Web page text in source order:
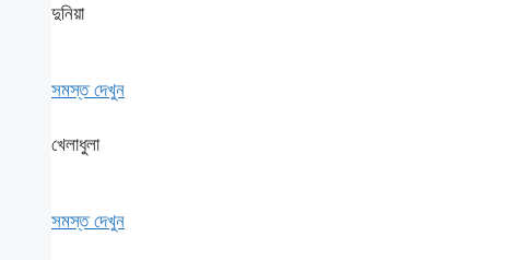
দুনিয়া
সমস্ত দেখুন
খেলাধুলা
সমস্ত দেখুন